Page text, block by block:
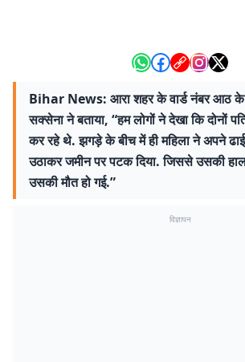
Bihar News: आरा शहर के वार्ड नंबर आठ के
सक्सेना ने बताया, “हम लोगों ने देखा कि दोनों
कर रहे थे. झगड़े के बीच में ही महिला ने अपने
उठाकर जमीन पर पटक दिया. जिससे उसकी
उसकी मौत हो गई.”
विज्ञापन